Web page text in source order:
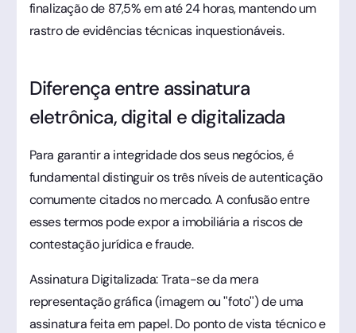
finalização de 87,5% em até 24 horas, mantendo um
rastro de evidências técnicas inquestionáveis.
Diferença entre assinatura
eletrônica, digital e digitalizada
Para garantir a integridade dos seus negócios, é
fundamental distinguir os três níveis de autenticação
comumente citados no mercado. A confusão entre
esses termos pode expor a imobiliária a riscos de
contestação jurídica e fraude.
Assinatura Digitalizada: Trata-se da mera
representação gráfica (imagem ou "foto") de uma
assinatura feita em papel. Do ponto de vista técnico e